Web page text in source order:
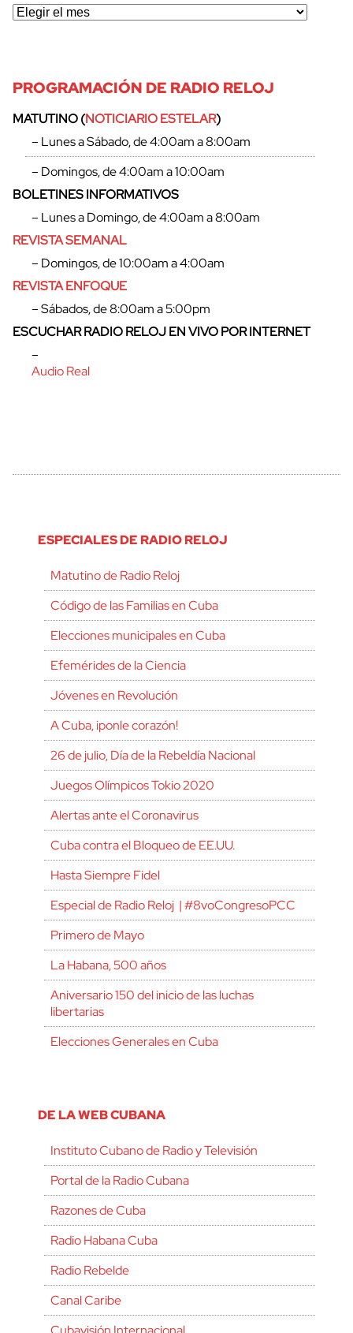
cerrar
PROGRAMACIÓN DE RADIO RELOJ
MATUTINO (NOTICIARIO ESTELAR)
– Lunes a Sábado, de 4:00am a 8:00am
– Domingos, de 4:00am a 10:00am
BOLETINES INFORMATIVOS
– Lunes a Domingo, de 4:00am a 8:00am
REVISTA SEMANAL
– Domingos, de 10:00am a 4:00am
REVISTA ENFOQUE
– Sábados, de 8:00am a 5:00pm
ESCUCHAR RADIO RELOJ EN VIVO POR INTERNET
–
Audio Real
ESPECIALES DE RADIO RELOJ
Matutino de Radio Reloj
Código de las Familias en Cuba
Elecciones municipales en Cuba
Efemérides de la Ciencia
Jóvenes en Revolución
A Cuba, ¡ponle corazón!
26 de julio, Día de la Rebeldía Nacional
Juegos Olímpicos Tokio 2020
Alertas ante el Coronavirus
Cuba contra el Bloqueo de EE.UU.
Hasta Siempre Fidel
Especial de Radio Reloj | #8voCongresoPCC
Primero de Mayo
La Habana, 500 años
Aniversario 150 del inicio de las luchas
libertarias
Elecciones Generales en Cuba
DE LA WEB CUBANA
Instituto Cubano de Radio y Televisión
Portal de la Radio Cubana
Razones de Cuba
Radio Habana Cuba
Radio Rebelde
Canal Caribe